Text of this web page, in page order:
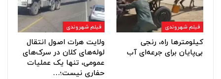
فیلم شهروندی
کیلومترها راه، رنجی
بی‌پایان برای جرعه‌ای آب
فیلم شهروندی
ولایت هرات اصول انتقال
لوله‌های کلان در سرک‌های
عمومی، تنها یک عملیات
حفاری نیست؛…